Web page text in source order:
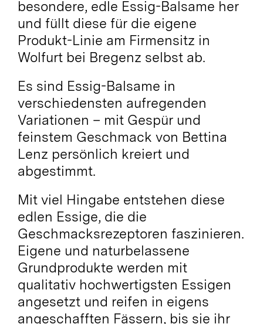
besondere, edle Essig-Balsame her
und füllt diese für die eigene
Produkt-Linie am Firmensitz in
Wolfurt bei Bregenz selbst ab.
Es sind Essig-Balsame in
verschiedensten aufregenden
Variationen – mit Gespür und
feinstem Geschmack von Bettina
Lenz persönlich kreiert und
abgestimmt.
Mit viel Hingabe entstehen diese
edlen Essige, die die
Geschmacksrezeptoren faszinieren.
Eigene und naturbelassene
Grundprodukte werden mit
qualitativ hochwertigsten Essigen
angesetzt und reifen in eigens
angeschafften Fässern, bis sie ihr